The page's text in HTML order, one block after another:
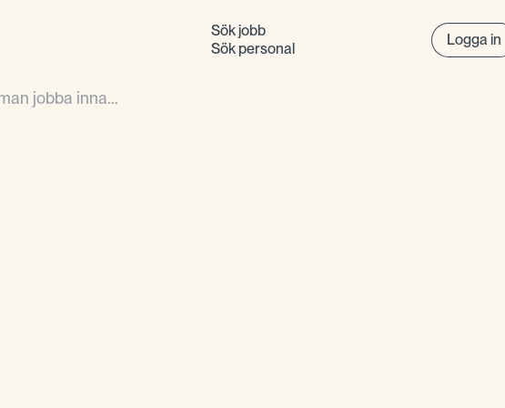
Sök jobb
Sök personal
Logga in
jobba inna...